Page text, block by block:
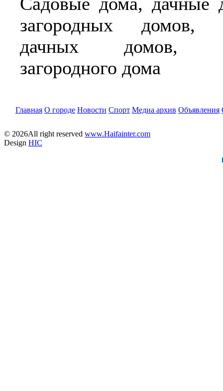
загородных домов,
дачных домов,
загородного дома
Главная О городе Новости Спорт Медиа архив Объявления
© 2026All right reserved www.Haifainter.com
Design HIC